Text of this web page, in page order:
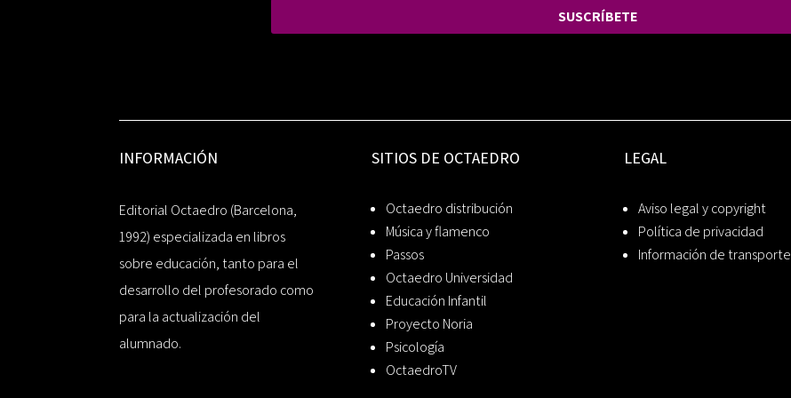
SUSCRÍBETE
INFORMACIÓN
Editorial Octaedro (Barcelona,
1992) especializada en libros
sobre educación, tanto para el
desarrollo del profesorado como
para la actualización del
alumnado.
SITIOS DE OCTAEDRO
Octaedro distribución
Música y flamenco
Passos
Octaedro Universidad
Educación Infantil
Proyecto Noria
Psicología
OctaedroTV
LEGAL
Aviso legal y copyright
Política de privacidad
Información de transporte